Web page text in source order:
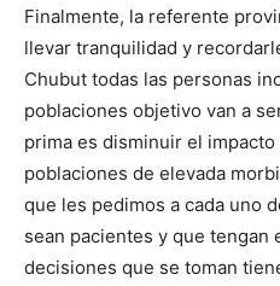
Finalmente, la referente
llevar tranquilidad y
Chubut todas las personas
poblaciones objetivo van a
prima es disminuir el
poblaciones de elevada
que les pedimos a cada uno
sean pacientes y que tengan
decisiones que se toman